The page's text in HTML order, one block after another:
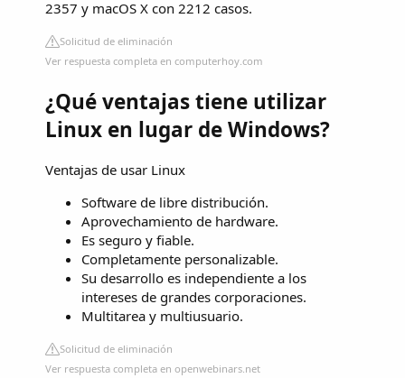
2357 y macOS X con 2212 casos.
Solicitud de eliminación
Ver respuesta completa en computerhoy.com
¿Qué ventajas tiene utilizar
Linux en lugar de Windows?
Ventajas de usar Linux
Software de libre distribución.
Aprovechamiento de hardware.
Es seguro y fiable.
Completamente personalizable.
Su desarrollo es independiente a los
intereses de grandes corporaciones.
Multitarea y multiusuario.
Solicitud de eliminación
Ver respuesta completa en openwebinars.net